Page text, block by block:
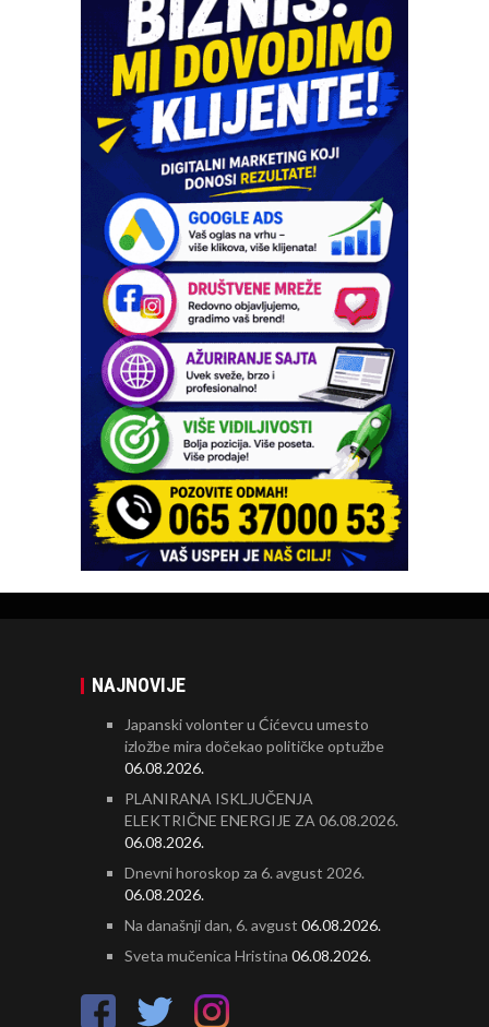
NAJNOVIJE
Japanski volonter u Ćićevcu umesto
izložbe mira dočekao političke optužbe
06.08.2026.
PLANIRANA ISKLJUČENJA
ELEKTRIČNE ENERGIJE ZA 06.08.2026.
06.08.2026.
Dnevni horoskop za 6. avgust 2026.
06.08.2026.
Na današnji dan, 6. avgust 06.08.2026.
Sveta mučenica Hristina 06.08.2026.